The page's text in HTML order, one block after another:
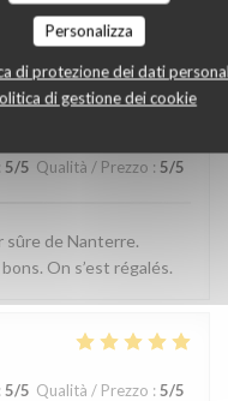
Personalizza
di protezione dei dati
di gestione dei cookie
5/5 Qualità / Prezzo : 5/5
sûre de Nanterre.
On s’est régalés.
5/5 Qualità / Prezzo : 5/5